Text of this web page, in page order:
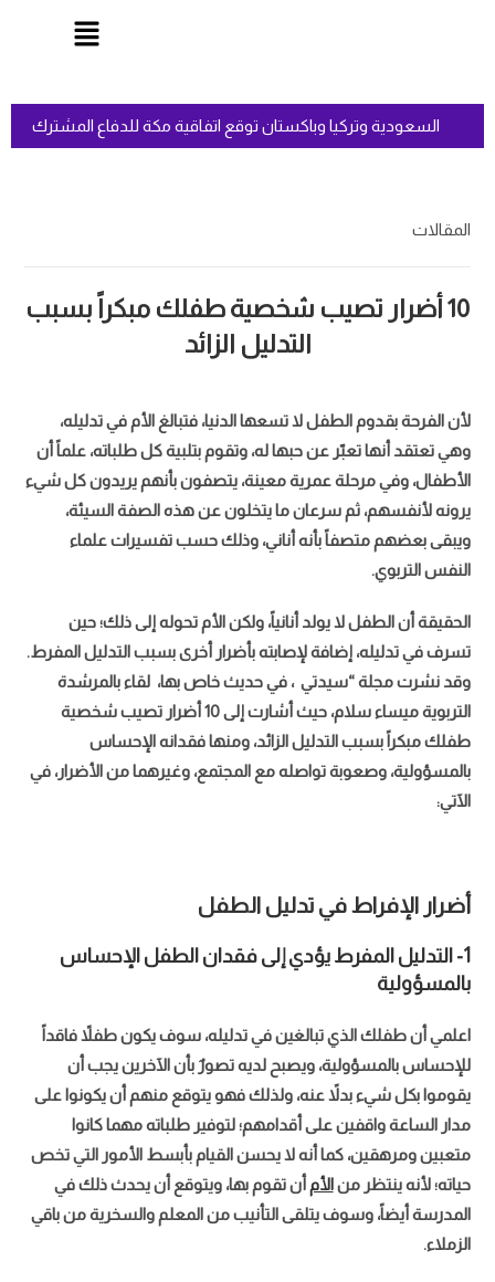
السعودية وتركيا وباكستان توقع اتفاقية مكة للدفاع المشترك
المقالات
10 أضرار تصيب شخصية طفلك مبكراً بسبب
التدليل الزائد
لأن الفرحة بقدوم الطفل لا تسعها الدنيا، فتبالغ الأم في تدليله،
وهي تعتقد أنها تعبّر عن حبها له، وتقوم بتلبية كل طلباته، علماً أن
الأطفال، وفي مرحلة عمرية معينة، يتصفون بأنهم يريدون كل شيء
يرونه لأنفسهم، ثم سرعان ما يتخلون عن هذه الصفة السيئة،
ويبقى بعضهم متصفاً بأنه أناني، وذلك حسب تفسيرات علماء
النفس التربوي.
الحقيقة أن الطفل لا يولد أنانياً، ولكن الأم تحوله إلى ذلك؛ حين
تسرف في تدليله، إضافة لإصابته بأضرار أخرى بسبب التدليل المفرط.
وقد نشرت مجلة “سيدتي ، في حديث خاص بها، لقاء بالمرشدة
التربوية ميساء سلام، حيث أشارت إلى 10 أضرار تصيب شخصية
طفلك مبكراً بسبب التدليل الزائد، ومنها فقدانه الإحساس
بالمسؤولية، وصعوبة تواصله مع المجتمع، وغيرهما من الأضرار، في
الآتي:
أضرار الإفراط في تدليل الطفل
1- التدليل المفرط يؤدي إلى فقدان الطفل الإحساس
بالمسؤولية
اعلمي أن طفلك الذي تبالغين في تدليله، سوف يكون طفلاً فاقداً
للإحساس بالمسؤولية، ويصبح لديه تصورٌ بأن الآخرين يجب أن
يقوموا بكل شيء بدلاً عنه، ولذلك فهو يتوقع منهم أن يكونوا على
مدار الساعة واقفين على أقدامهم؛ لتوفير طلباته مهما كانوا
متعبين ومرهقين، كما أنه لا يحسن القيام بأبسط الأمور التي تخص
حياته؛ لأنه ينتظر منالأم أن تقوم بها، ويتوقع أن يحدث ذلك في
المدرسة أيضاً، وسوف يتلقى التأنيب من المعلم والسخرية من باقي
الزملاء.